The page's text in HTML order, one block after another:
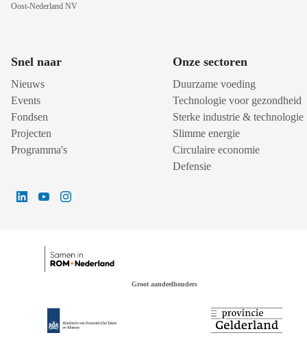
Oost-Nederland NV
Snel naar
Nieuws
Events
Fondsen
Projecten
Programma's
Onze sectoren
Duurzame voeding
Technologie voor gezondheid
Sterke industrie & technologie
Slimme energie
Circulaire economie
Defensie
Groot aandeelhouders